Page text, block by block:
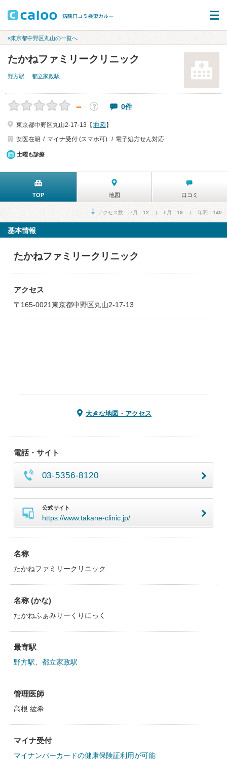
«東京都中野区丸山の一覧へ
たかねファミリークリニック
野方駅 都立家政駅
－ ？ 0件
東京都中野区丸山2-17-13【地図 】
女医在籍
マイナ受付 (スマホ可) 電子処方せん対応
土曜も診療
TOP 地図 口コミ
アクセス数 7月： 12 | 6月： 19 | 年間： 140
基本情報
たかねファミリークリニック
アクセス
〒165-0021東京都中野区丸山2-17-13
大きな地図・アクセス
電話・サイト
03-5356-8120
公式サイト
https://www.takane-clinic.jp/
名称
たかねファミリークリニック
名称 (かな)
たかねふぁみりーくりにっく
最寄駅
野方駅 都立家政駅
管理医師
高根 紘希
マイナ受付
マイナンバーカードの健康保険証利用が可能